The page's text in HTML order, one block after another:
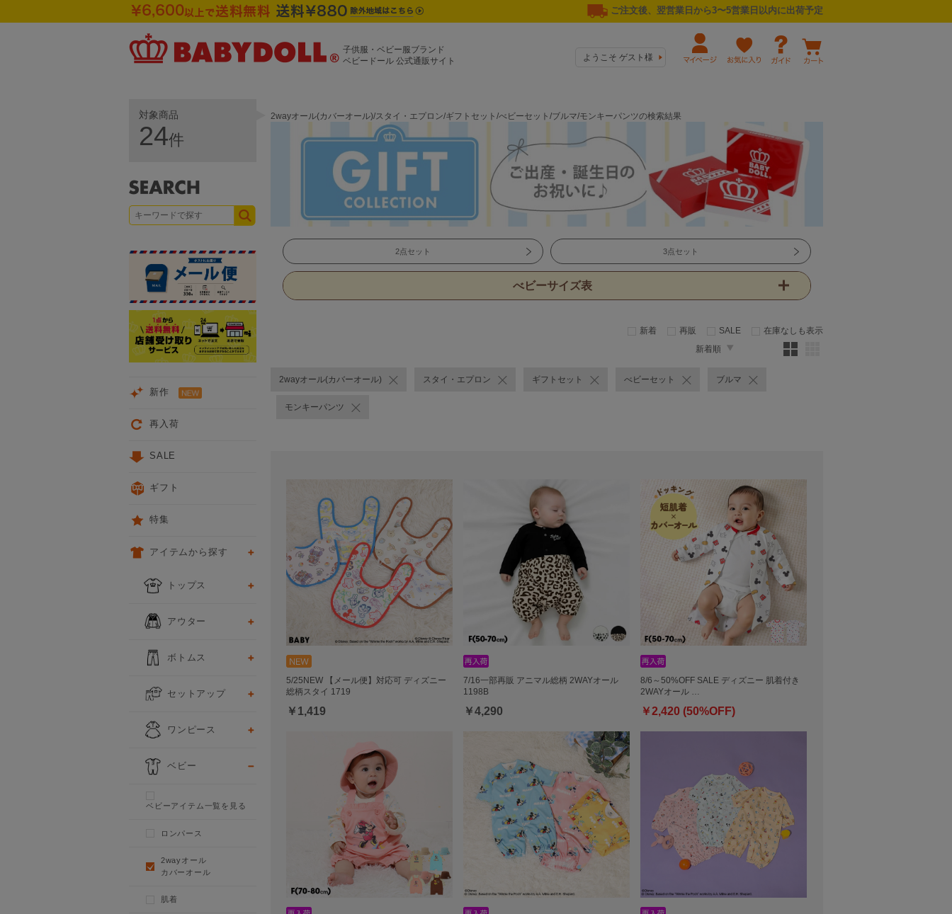
ご注文後、翌営業日から3〜5営業日以内に出荷予定
子供服・ベビー服ブランド
ベビードール 公式通販サイト
ようこそ ゲスト様
2wayオール(カバーオール)/スタイ・エプロン/ギフトセット/べビーセット/ブルマ/モンキーパンツの検索結果
2点セット 3点セット
べビーサイズ表
新着 再販 SALE
在庫なしも表示
新着順
2wayオール(カバーオール) スタイ・エプロン ギフトセット べビーセット ブルマ
モンキーパンツ
5/25NEW 【メール便】対応可 ディズニー
総柄スタイ 1719
￥1,419
7/16一部再販 アニマル総柄 2WAYオール
1198B
￥4,290
8/6～50%OFF SALE ディズニー 肌着付き
2WAYオール …
￥2,420 (50%OFF)
対象商品
24件
新作
再入荷
SALE
ギフト
特集
アイテムから探す
トップス
アウター
ボトムス
セットアップ
ワンピース
ベビー
ベビーアイテム一覧を見る
ロンパース
2wayオール
カバーオール
肌着